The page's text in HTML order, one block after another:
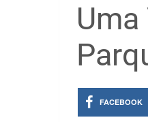
FACEBOOK